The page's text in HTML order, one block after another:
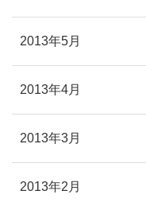
2013年5月
2013年4月
2013年3月
2013年2月